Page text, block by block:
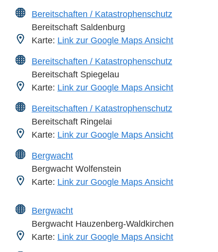
Bereitschaften / Katastrophenschutz
Bereitschaft Saldenburg
Karte: Link zur Google Maps Ansicht
Bereitschaften / Katastrophenschutz
Bereitschaft Spiegelau
Karte: Link zur Google Maps Ansicht
Bereitschaften / Katastrophenschutz
Bereitschaft Ringelai
Karte: Link zur Google Maps Ansicht
Bergwacht
Bergwacht Wolfenstein
Karte: Link zur Google Maps Ansicht
Bergwacht
Bergwacht Hauzenberg-Waldkirchen
Karte: Link zur Google Maps Ansicht